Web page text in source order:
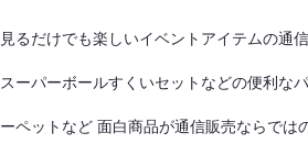
見るだけでも楽しいイベントアイテムの通
スーパーボールすくいセットなどの便利な
ーペットなど 面白商品が通信販売ならでは